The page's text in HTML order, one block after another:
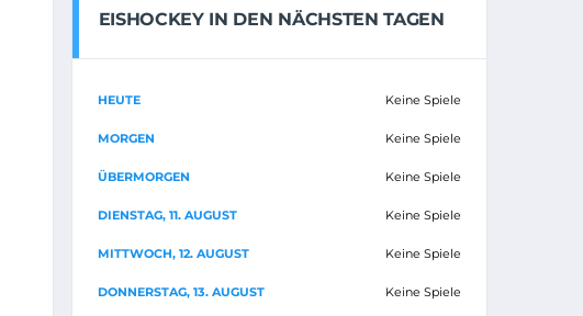
EISHOCKEY IN DEN NÄCHSTEN TAGEN
HEUTE Keine Spiele
MORGEN Keine Spiele
ÜBERMORGEN Keine Spiele
DIENSTAG, 11. AUGUST Keine Spiele
MITTWOCH, 12. AUGUST Keine Spiele
DONNERSTAG, 13. AUGUST Keine Spiele